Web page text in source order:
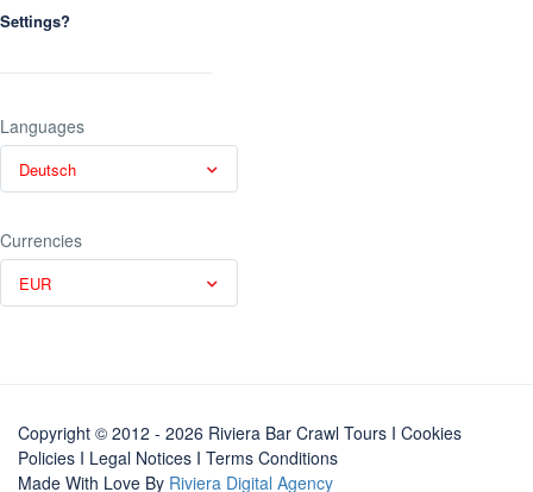
Settings?
Languages
Deutsch
Currencies
EUR
Copyright © 2012 - 2026 Riviera Bar Crawl Tours I Cookies
Policies I Legal Notices I Terms Conditions
Made With Love By Riviera Digital Agency